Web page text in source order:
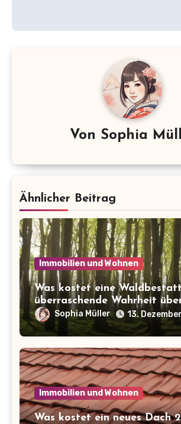
Von Sophia
Ähnlicher Beitrag
Immobilien und Wohnen
Was kostet eine
überraschende Wahrheit
Kosten der letzten Ruhe
Sophia Müller 13.
Immobilien und Wohnen
Was kostet ein neues Dach